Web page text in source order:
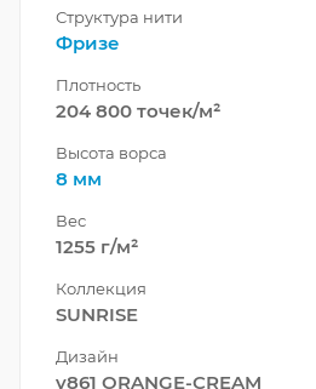
Структура нити
Фризе
Плотность
204 800 точек/м²
Высота ворса
8 мм
Вес
1255 г/м²
Коллекция
SUNRISE
Дизайн
v861 ORANGE-CREAM